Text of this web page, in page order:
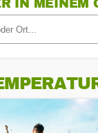
IN MEINEM